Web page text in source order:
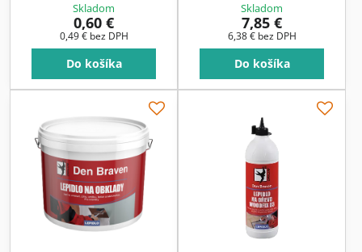
Skladom
0,60 €
0,49 € bez DPH
Do košíka
Skladom
7,85 €
6,38 € bez DPH
Do košíka